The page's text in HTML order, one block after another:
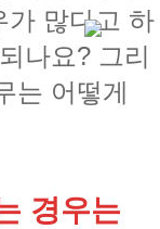
가 많다고 하
나요? 그리
는 어떻게
경우는